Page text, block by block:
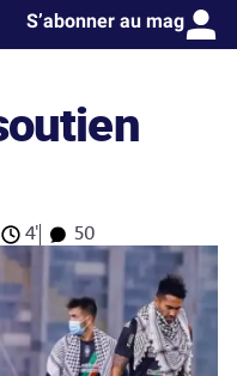
S’abonner au mag
4' 50